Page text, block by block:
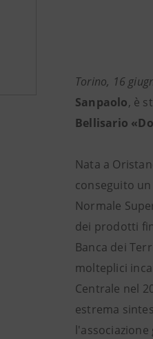
Torino, 16
Sanpaolo, è
Bellisario
Nata a
conseguito
Normale
dei prodotti
Banca dei
molteplici
Centrale nel
estrema
l'associazione